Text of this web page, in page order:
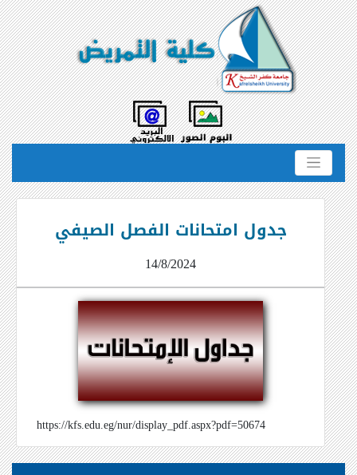
جدول امتحانات الفصل الصيفي
14/8/2024
https://kfs.edu.eg/nur/display_pdf.aspx?pdf=50674